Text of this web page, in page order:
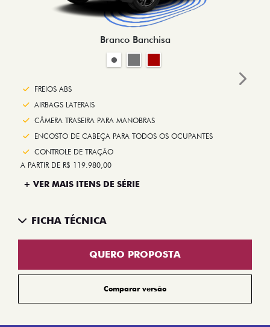
Branco Banchisa
FREIOS ABS
AIRBAGS LATERAIS
CÂMERA TRASEIRA PARA MANOBRAS
ENCOSTO DE CABEÇA PARA TODOS OS OCUPANTES
CONTROLE DE TRAÇÃO
A PARTIR DE R$ 119.980,00
+ VER MAIS ITENS DE SÉRIE
FICHA TÉCNICA
QUERO PROPOSTA
Comparar versão
Next